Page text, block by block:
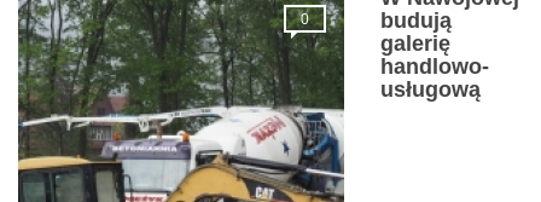
0
W Nawojowej
budują
galerię
handlowo-